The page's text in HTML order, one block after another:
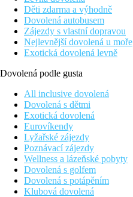
Děti zdarma a výhodně
Dovolená autobusem
Zájezdy s vlastní dopravou
Nejlevnější dovolená u moře
Exotická dovolená levně
Dovolená podle gusta
All inclusive dovolená
Dovolená s dětmi
Exotická dovolená
Eurovíkendy
Lyžařské zájezdy
Poznávací zájezdy
Wellness a lázeňské pobyty
Dovolená s golfem
Dovolená s potápěním
Klubová dovolená